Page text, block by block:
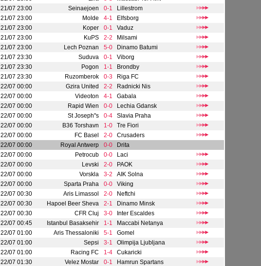
21/07 23:00
Seinaejoen 0-1
Lillestrom
21/07 23:00
Molde 4-1
Elfsborg
21/07 23:00
Koper 0-1
Vaduz
21/07 23:00
KuPS 2-2
Milsami
21/07 23:00
Lech Poznan 5-0
Dinamo Batumi
21/07 23:30
Suduva 0-1
Viborg
21/07 23:30
Pogon 1-1
Brondby
21/07 23:30
Ruzomberok 0-3
Riga FC
22/07 00:00
Gzira United 2-2
Radnicki Nis
22/07 00:00
Videoton 4-1
Gabala
22/07 00:00
Rapid Wien 0-0
Lechia Gdansk
22/07 00:00
St Joseph"s 0-4
Slavia Praha
22/07 00:00
B36 Torshavn 1-0
Tre Fiori
22/07 00:00
FC Basel 2-0
Crusaders
22/07 00:00
Royal Antwerp 0-0
Drita
22/07 00:00
Petrocub 0-0
Laci
22/07 00:00
Levski 2-0
PAOK
22/07 00:00
Vorskla 3-2
AIK Solna
22/07 00:00
Sparta Praha 0-0
Viking
22/07 00:30
Aris Limassol 2-0
Neftchi
22/07 00:30
Hapoel Beer Sheva 2-1
Dinamo Minsk
22/07 00:30
CFR Cluj 3-0
Inter Escaldes
22/07 00:45
Istanbul Basaksehir 1-1
Maccabi Netanya
22/07 01:00
Aris Thessaloniki 5-1
Gomel
22/07 01:00
Sepsi 3-1
Olimpija Ljubljana
22/07 01:00
Racing FC 1-4
Cukaricki
22/07 01:30
Velez Mostar 0-1
Hamrun Spartans